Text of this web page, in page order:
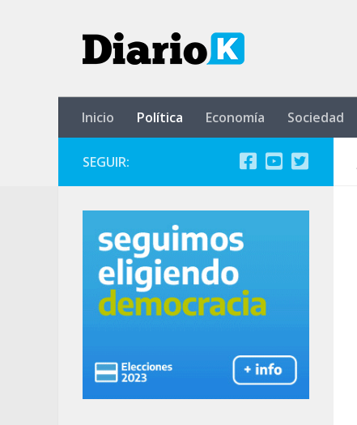
Inicio Política Economía Sociedad
SEGUIR: